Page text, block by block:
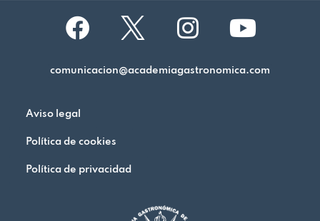
comunicacion@academiagastronomica.com
Aviso legal
Política de cookies
Política de privacidad